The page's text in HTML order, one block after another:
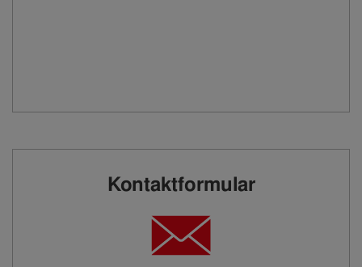
Kontaktformular